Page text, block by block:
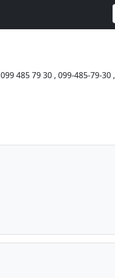
099 485 79 30 , 099-485-79-30 ,